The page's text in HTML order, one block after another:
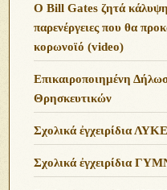
O Bill Gates ζητά
παρενέργειες που θα
κορωνοϊό (video)
Επικαιροποιημένη
Θρησκευτικών
Σχολικά ἐγχειρίδια
Σχολικά ἐγχειρίδια